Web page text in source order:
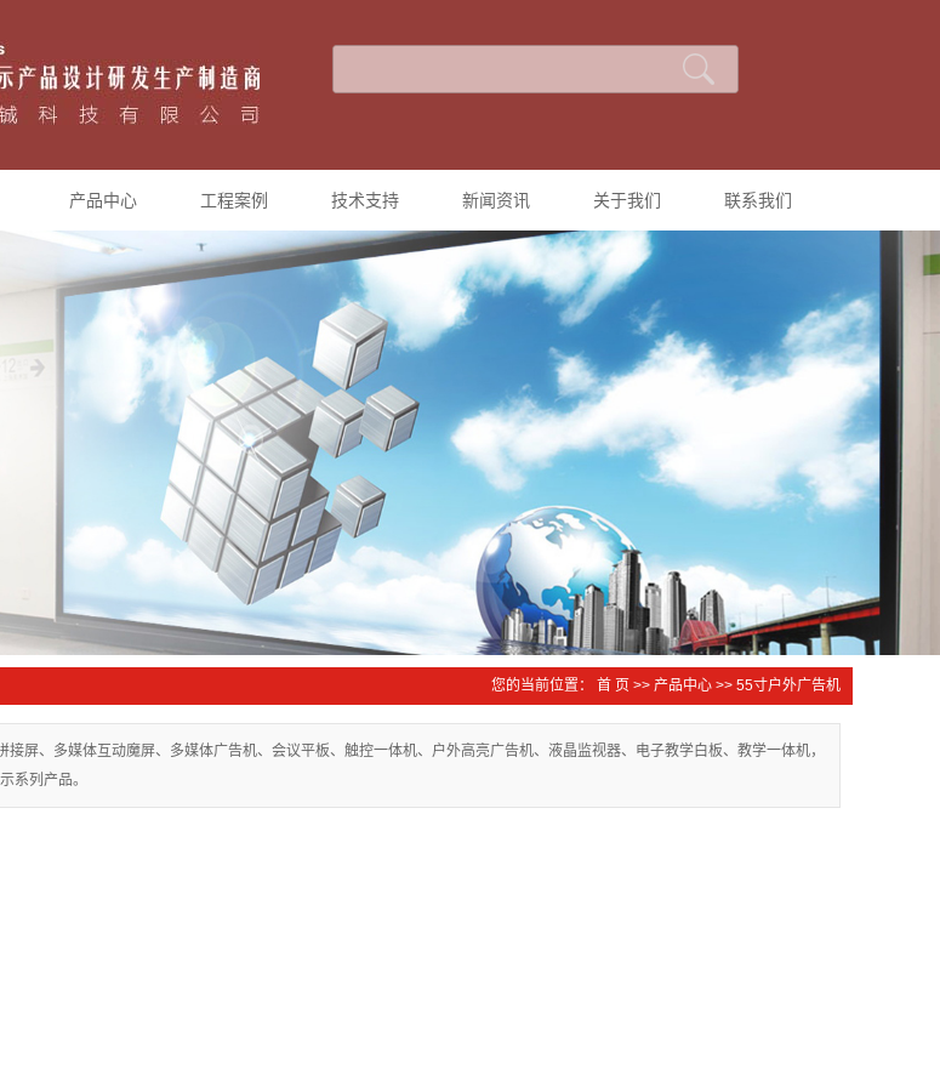
产品中心
液晶拼接大屏
户外高亮广告机
智能触摸一体机
多媒体广告机
互动广告机
直播一体机
工程案例
工程案例展示
技术支持 新闻资讯
公司新闻
行业新闻
关于我们
公司简介
联系我们
您的当前位置： 首 页 >> 产品中心 >> 55寸户外广告机
接屏、多媒体互动魔屏、多媒体广告机、会议平板、触控一体机、户外高亮广告机、液晶监视器、电子教学白板、教学一体机，
系列产品。